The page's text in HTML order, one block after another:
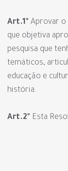
Art.1º Aprovar o
que objetiva
pesquisa que
temáticos,
educação e
história.
Art.2º Esta